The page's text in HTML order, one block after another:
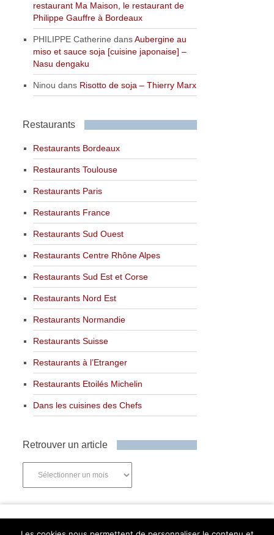
restaurant Ma Maison, le restaurant de
Philippe Gauffre à Bordeaux
PHILIPPE Catherine dansAubergine au
miso et sauce soja [cuisine japonaise] –
Nasu dengaku
Ninou dans Risotto de soja – Thierry Marx
Restaurants
Restaurants Bordeaux
Restaurants Toulouse
Restaurants Paris
Restaurants France
Restaurants Sud Ouest
Restaurants Centre Rhône Alpes
Restaurants Sud Est et Corse
Restaurants Nord Est
Restaurants Normandie
Restaurants Suisse
Restaurants à l’Etranger
Restaurants Etoilés Michelin
Dans les cuisines des Chefs
Retrouver un article